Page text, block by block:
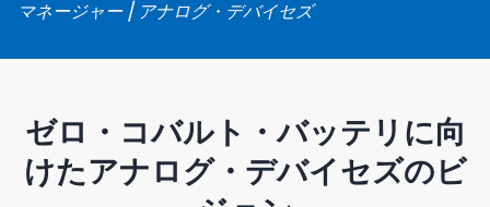
マネージャー | アナログ・デバイセズ
ゼロ・コバルト・バッテリに向
けたアナログ・デバイセズのビ